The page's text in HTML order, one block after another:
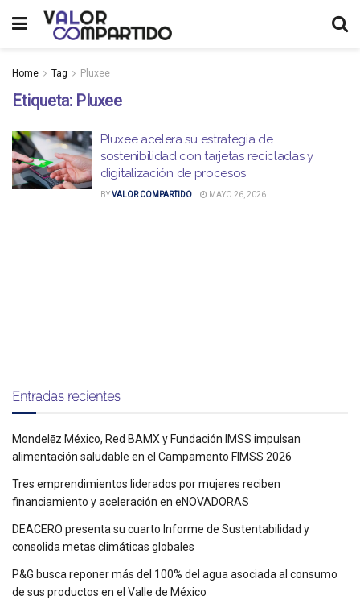
Home Tag Pluxee
Etiqueta: Pluxee
Pluxee acelera su estrategia de
sostenibilidad con tarjetas recicladas y
digitalización de procesos
BYVALOR COMPARTIDO MAYO 26, 2026
Entradas recientes
Mondelēz México, Red BAMX y Fundación IMSS impulsan
alimentación saludable en el Campamento FIMSS 2026
Tres emprendimientos liderados por mujeres reciben
financiamiento y aceleración en eNOVADORAS
DEACERO presenta su cuarto Informe de Sustentabilidad y
consolida metas climáticas globales
P&G busca reponer más del 100% del agua asociada al consumo
de sus productos en el Valle de México